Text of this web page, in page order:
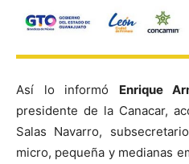
Así lo informó Enrique
presidente de la Canacar,
Salas Navarro,
micro, pequeña y medianas